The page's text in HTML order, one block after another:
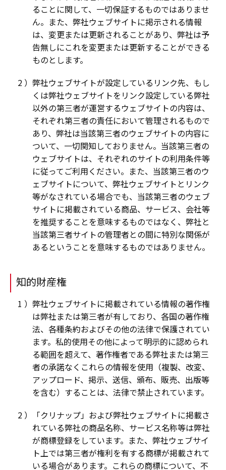
ることに関して、一切保証するものではありませ
ん。また、弊社ウェブサイトに掲示される情報
は、変更または更新されることがあり、弊社は予
告無しにこれを変更または更新することができる
ものとします。
弊社ウェブサイトが設定しているリンク先、もし
くは弊社ウェブサイトをリンク設定している弊社
以外の第三者が運営するウェブサイトの内容は、
それぞれ第三者の責任において管理されるもので
あり、弊社は当該第三者のウェブサイトの内容に
ついて、一切関知しておりません。当該第三者の
ウェブサイトは、それぞれのサイトの利用条件等
に従ってご利用ください。また、当該第三者のウ
ェブサイトについて、弊社ウェブサイトとリンク
等がなされている場合でも、当該第三者のウェブ
サイトに掲載されている商品、サービス、会社等
を推奨することを意味するものではなく、弊社と
当該第三者サイトの管理者との間に特別な関係が
あるということを意味するものではありません。
知的財産権
弊社ウェブサイトに掲載されている情報の著作権
は弊社または第三者が有しており、各国の著作権
法、各種条約およびその他の法律で保護されてい
ます。私的使用その他によって明示的に認められ
る範囲を超えて、著作権者である弊社または第三
者の承諾なくこれらの情報を使用（複製、改変、
アップロード、掲示、送信、頒布、販売、出版等
を含む）することは、法律で禁止されています。
「クリナップ」および弊社ウェブサイトに掲載さ
れている弊社の商品名称、サービス名称等は弊社
が商標登録をしています。また、弊社ウェブサイ
ト上では第三者が権利を有する商標が掲載されて
いる場合があります。これらの商標について、不